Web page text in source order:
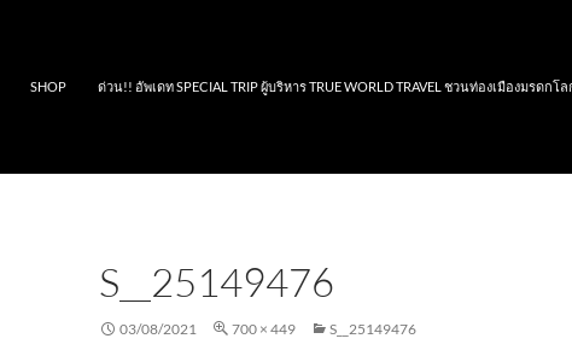
SHOP ด่วน!! อัพเดท SPECIAL TRIP ผู้บริหาร TRUE WORLD TRAVEL ชวนท่องเมืองมรดกโล
S__25149476
03/08/2021 700 × 449 S__25149476